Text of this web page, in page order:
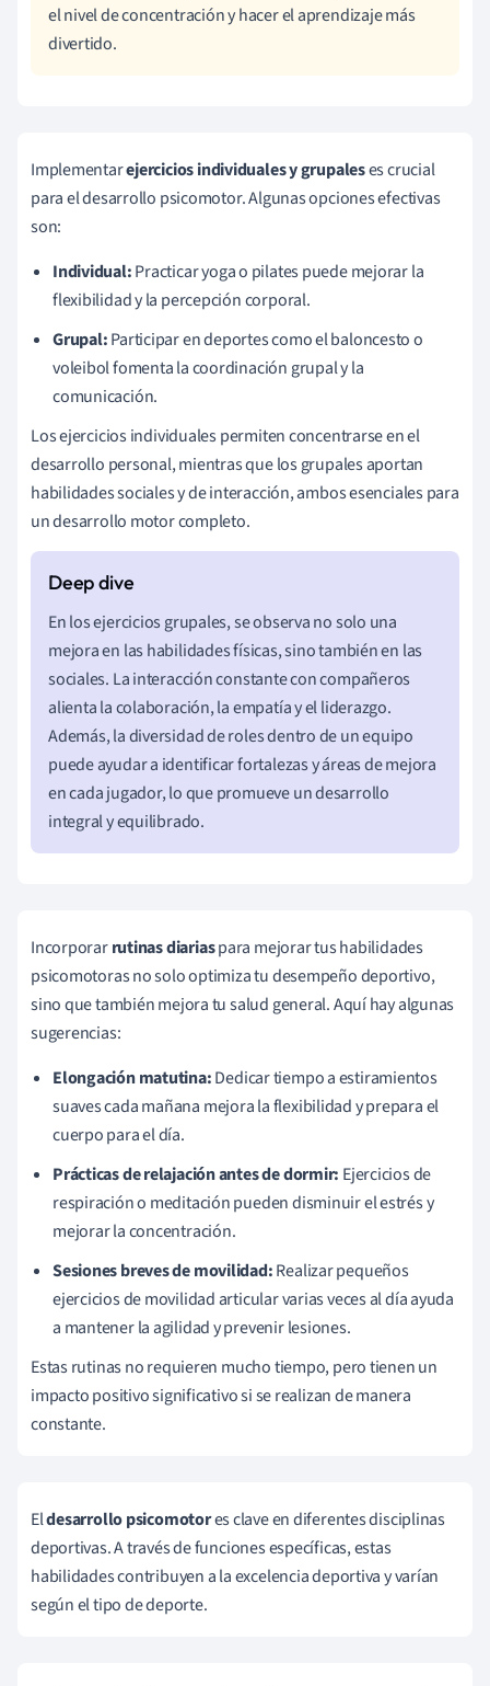
el nivel de concentración y hacer el aprendizaje más
divertido.
Implementarejercicios individuales y grupaleses crucial
para el desarrollo psicomotor. Algunas opciones efectivas
son:
Individual:Practicar yoga o pilates puede mejorar la
flexibilidad y la percepción corporal.
Grupal:Participar en deportes como el baloncesto o
voleibol fomenta la coordinación grupal y la
comunicación.
Los ejercicios individuales permiten concentrarse en el
desarrollo personal, mientras que los grupales aportan
habilidades sociales y de interacción, ambos esenciales para
un desarrollo motor completo.
En los ejercicios grupales, se observa no solo una
mejora en las habilidades físicas, sino también en las
sociales. La interacción constante con compañeros
alienta la colaboración, la empatía y el liderazgo.
Además, la diversidad de roles dentro de un equipo
puede ayudar a identificar fortalezas y áreas de mejora
en cada jugador, lo que promueve un desarrollo
integral y equilibrado.
Incorporarrutinas diariaspara mejorar tus habilidades
psicomotoras no solo optimiza tu desempeño deportivo,
sino que también mejora tu salud general. Aquí hay algunas
sugerencias:
Elongación matutina:Dedicar tiempo a estiramientos
suaves cada mañana mejora la flexibilidad y prepara el
cuerpo para el día.
Prácticas de relajación antes de dormir: Ejercicios de
respiración o meditación pueden disminuir el estrés y
mejorar la concentración.
Sesiones breves de movilidad:Realizar pequeños
ejercicios de movilidad articular varias veces al día ayuda
a mantener la agilidad y prevenir lesiones.
Estas rutinas no requieren mucho tiempo, pero tienen un
impacto positivo significativo si se realizan de manera
constante.
Eldesarrollo psicomotores clave en diferentes disciplinas
deportivas. A través de funciones específicas, estas
habilidades contribuyen a la excelencia deportiva y varían
según el tipo de deporte.